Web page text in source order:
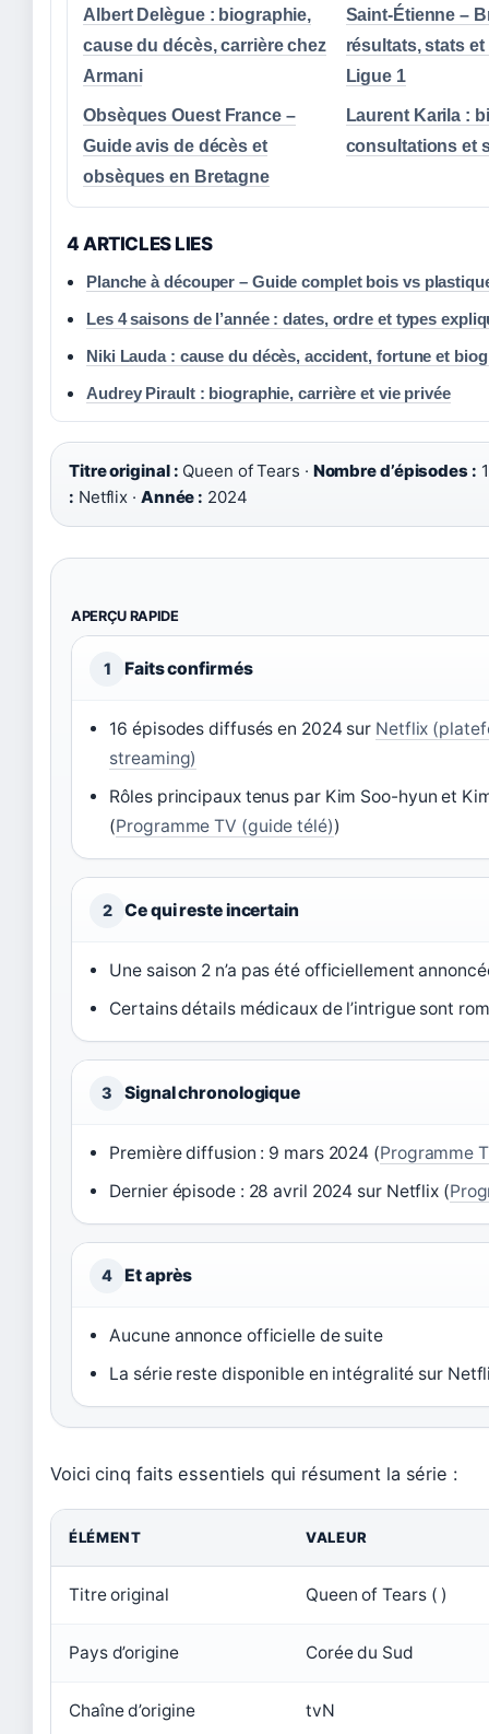
Albert Delègue : biographie,
cause du décès, carrière chez
Armani
Saint-Étienne –
résultats, stats
Ligue 1
Obsèques Ouest France –
Guide avis de décès et
obsèques en Bretagne
Laurent Karila :
consultations et
4 ARTICLES LIES
Planche à découper – Guide complet bois vs
Les 4 saisons de l’année : dates, ordre et types
Niki Lauda : cause du décès, accident, fortune et
Audrey Pirault : biographie, carrière et vie privée
Titre original : Queen of Tears · Nombre d’épisodes :
: Netflix · Année : 2024
APERÇU RAPIDE
1 Faits confirmés
16 épisodes diffusés en 2024 sur Netflix
streaming)
Rôles principaux tenus par Kim Soo-hyun et
(Programme TV (guide télé))
2 Ce qui reste incertain
Une saison 2 n’a pas été officiellement
Certains détails médicaux de l’intrigue sont
3 Signal chronologique
Première diffusion : 9 mars 2024 (Programme
Dernier épisode : 28 avril 2024 sur Netflix (
4 Et après
Aucune annonce officielle de suite
La série reste disponible en intégralité sur
Voici cinq faits essentiels qui résument la série :
ÉLÉMENT VALEUR
Titre original Queen of Tears ( )
Pays d’origine Corée du Sud
Chaîne d’origine tvN